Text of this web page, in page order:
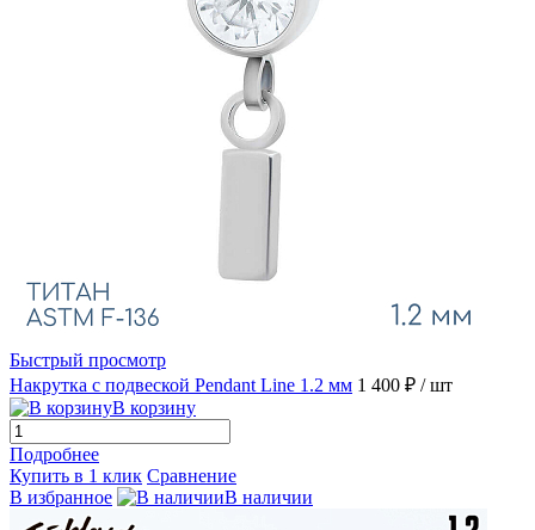
Быстрый просмотр
Накрутка с подвеской Pendant Line 1.2 мм 1 400 ₽ / шт
В корзину
Подробнее
Купить в 1 клик Сравнение
В избранное
В наличии